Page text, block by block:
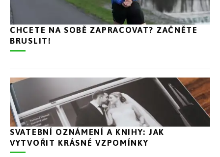
CHCETE NA SOBĚ ZAPRACOVAT? ZAČNĚTE
BRUSLIT!
SVATEBNÍ OZNÁMENÍ A KNIHY: JAK
VYTVOŘIT KRÁSNÉ VZPOMÍNKY